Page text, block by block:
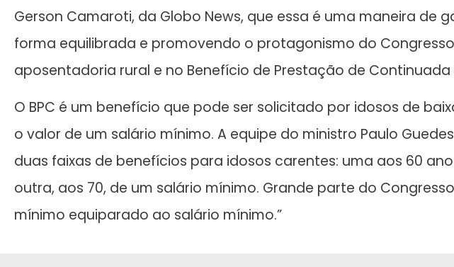
Gerson Camaroti, da Globo News, que essa é uma maneira de
forma equilibrada e promovendo o protagonismo do
aposentadoria rural e no Benefício de Prestação de Continuada
O BPC é um benefício que pode ser solicitado por idosos de
o valor de um salário mínimo. A equipe do ministro Paulo
duas faixas de benefícios para idosos carentes: uma aos 60
outra, aos 70, de um salário mínimo. Grande parte do
mínimo equiparado ao salário mínimo.”